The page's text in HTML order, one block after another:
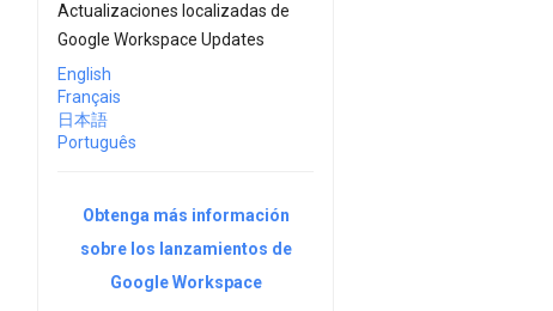
Actualizaciones localizadas de
Google Workspace Updates
English
Français
日本語
Português
Obtenga más información
sobre los lanzamientos de
Google Workspace